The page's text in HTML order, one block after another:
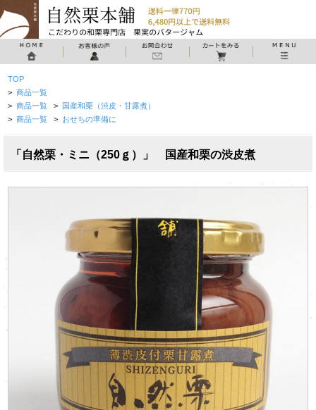
TOP
> 商品一覧
> 商品一覧 > 国産和栗（渋皮・甘露煮）
> 商品一覧 > おせちの準備に
「自然栗・ミニ（250ｇ）」 国産和栗の渋皮煮